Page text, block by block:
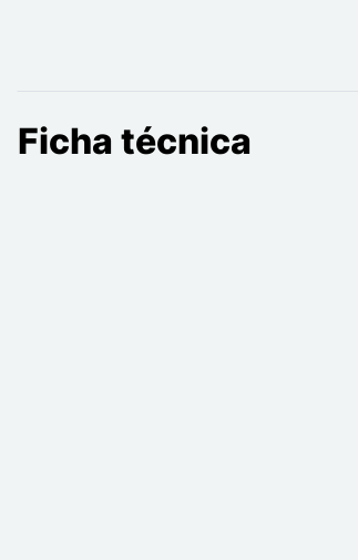
Ficha técnica